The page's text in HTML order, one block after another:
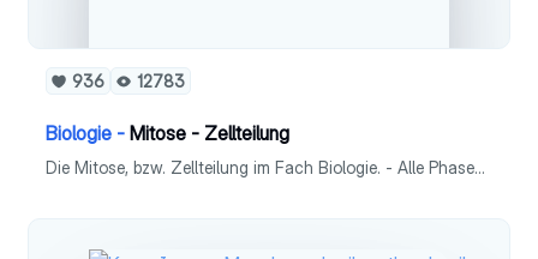
936 12783
Biologie - Mitose - Zellteilung
Die Mitose, bzw. Zellteilung im Fach Biologie. - Alle Phasen mit Abbildungen - Jede Phase einzeln ausführlich erklärt